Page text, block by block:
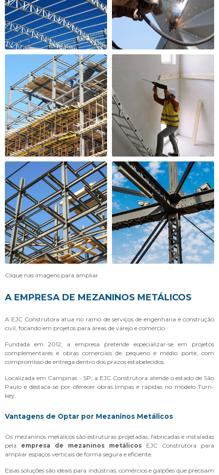
Clique nas imagens para ampliar
A EMPRESA DE MEZANINOS METÁLICOS
A EJC Construtora atua no ramo de serviços de engenharia e construção
civil, focando em projetos para áreas de varejo e comércio.
Fundada em 2012, a empresa pretende especializar-se em projetos
complementares e obras comerciais de pequeno e médio porte, com
compromisso de entrega dentro dos prazos estabelecidos.
Localizada em Campinas - SP, a EJC Construtora atende o estado de São
Paulo e destaca-se por oferecer obras limpas e rápidas no modelo Turn-
key.
Vantagens de Optar por Mezaninos Metálicos
Os mezaninos metálicos são estruturas projetadas, fabricadas e instaladas
pela empresa de mezaninos metálicos EJC Construtora para
ampliar espaços verticais de forma segura e eficiente.
Essas soluções são ideais para indústrias, comércios e galpões que precisam